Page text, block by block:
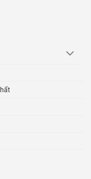
Vĩnh Long, Vĩnh Long